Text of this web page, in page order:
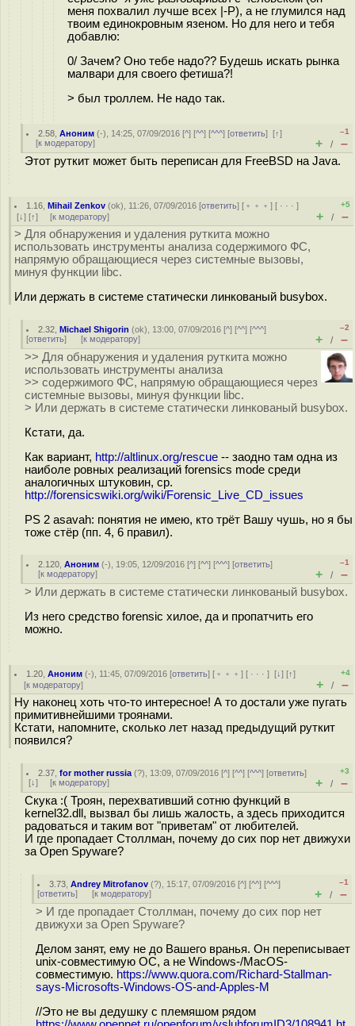
меня похвалил лучше всех |-P), а не глумился над
твоим единокровным язеном. Но для него и тебя
добавлю:
0/ Зачем? Оно тебе надо?? Будешь искать рынка
малвари для своего фетиша?!
> был троллем. Не надо так.
2.58 ,Аноним (-), 14:25, 07/09/2016 [^] [^^] [^^^] [ответить][↑]
[к модератору]
–1
+ / –
Этот руткит может быть переписан для FreeBSD на Java.
1.16 ,Mihail Zenkov (ok), 11:26, 07/09/2016 [ответить] [ ﹢﹢﹢] [ · · ·]
[↓] [↑] [к модератору]
+5
+ / –
> Для обнаружения и удаления руткита можно
использовать инструменты анализа содержимого ФС,
напрямую обращающиеся через системные вызовы,
минуя функции libc.
Или держать в системе статически линкованый busybox.
2.32 ,Michael Shigorin (ok), 13:00, 07/09/2016 [^] [^^] [^^^]
[ответить] [к модератору]
–2
+ / –
>> Для обнаружения и удаления руткита можно
использовать инструменты анализа
>> содержимого ФС, напрямую обращающиеся через
системные вызовы, минуя функции libc.
> Или держать в системе статически линкованый busybox.
Кстати, да.
Как вариант, http://altlinux.org/rescue -- заодно там одна из
наиболе ровных реализаций forensics mode среди
аналогичных штуковин, ср.
http://forensicswiki.org/wiki/Forensic_Live_CD_issues
PS 2 asavah: понятия не имею, кто трёт Вашу чушь, но я бы
тоже стёр (пп. 4, 6 правил).
2.120 ,Аноним (-), 19:05, 12/09/2016 [^] [^^] [^^^] [ответить]
[к модератору]
–1
+ / –
> Или держать в системе статически линкованый busybox.
Из него средство forensic хилое, да и пропатчить его
можно.
1.20 ,Аноним (-), 11:45, 07/09/2016 [ответить] [ ﹢﹢﹢] [ · · ·][↓] [↑]
[к модератору]
+4
+ / –
Ну наконец хоть что-то интересное! А то достали уже пугать
примитивнейшими троянами.
Кстати, напомните, сколько лет назад предыдущий руткит
появился?
2.37 ,for mother russia (?), 13:09, 07/09/2016 [^] [^^] [^^^] [ответить]
[↓] [к модератору]
+3
+ / –
Скука :( Троян, перехвативший сотню функций в
kernel32.dll, вызвал бы лишь жалость, а здесь приходится
радоваться и таким вот "приветам" от любителей.
И где пропадает Столлман, почему до сих пор нет движухи
за Open Spyware?
3.73 ,Andrey Mitrofanov (?), 15:17, 07/09/2016 [^] [^^] [^^^]
[ответить] [к модератору]
–1
+ / –
> И где пропадает Столлман, почему до сих пор нет
движухи за Open Spyware?
Делом занят, ему не до Вашего вранья. Он переписывает
unix-совместимую ОС, а не Windows-/MacOS-
совместимую. https://www.quora.com/Richard-Stallman-
says-Microsofts-Windows-OS-and-Apples-M
//Это не вы дедушку с племяшом рядом